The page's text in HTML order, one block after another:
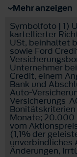
Mehr anzeigen
Symbolfoto | 1)
kartellierter
USt, beinhaltet
sowie Ford
Unternehmer
Credit, einem
Bank und
Auto-
Versicherungs-
Monate; 20.000
vom
(1,1% der
unverbindliches
Änderungen,